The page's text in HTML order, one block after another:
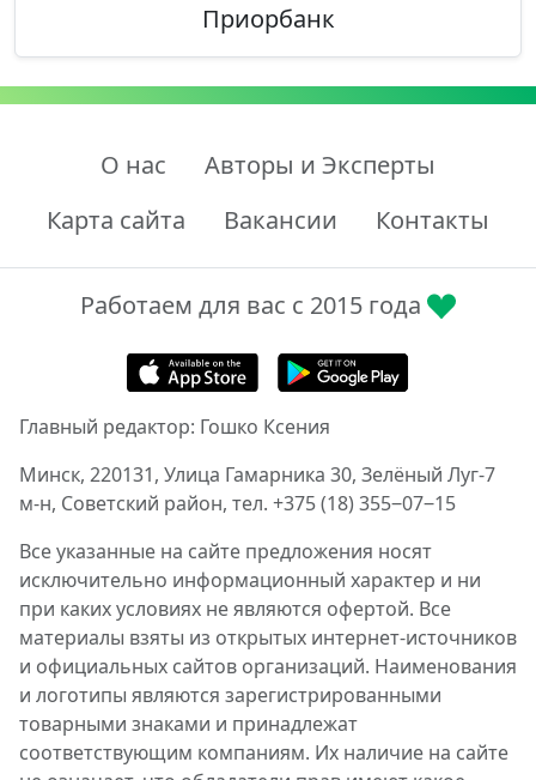
Приорбанк
О нас
Авторы и Эксперты
Карта сайта
Вакансии Контакты
Работаем для вас с 2015 года
Главный редактор: Гошко Ксения
Минск, 220131, Улица Гамарника 30, Зелёный Луг-7
м-н, Советский район, тел. +375 (18) 355‒07‒15
Все указанные на сайте предложения носят
исключительно информационный характер и ни
при каких условиях не являются офертой. Все
материалы взяты из открытых интернет-источников
и официальных сайтов организаций. Наименования
и логотипы являются зарегистрированными
товарными знаками и принадлежат
соответствующим компаниям. Их наличие на сайте